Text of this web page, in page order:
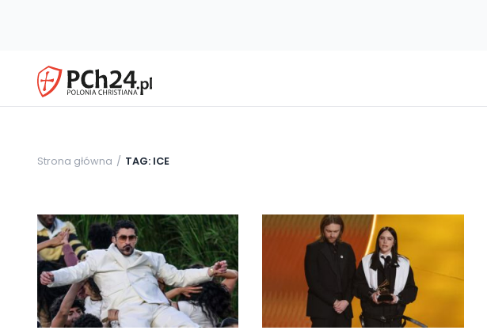
Strona główna TAG: ICE